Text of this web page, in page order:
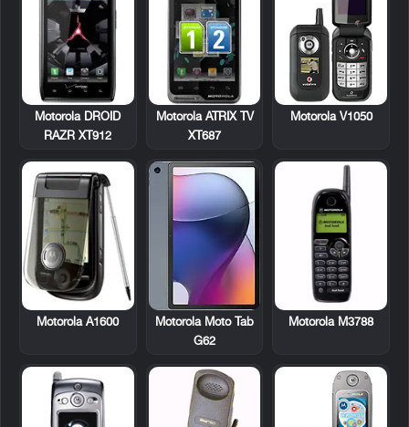
Motorola V1050
Motorola ATRIX TV
XT687
Motorola DROID
RAZR XT912
Motorola M3788
Motorola Moto Tab
G62
Motorola A1600